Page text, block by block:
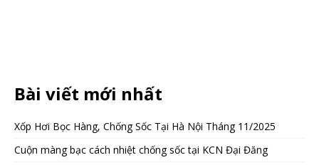
Bài viết mới nhất
Xốp Hơi Bọc Hàng, Chống Sốc Tại Hà Nội Tháng 11/2025
Cuộn màng bạc cách nhiệt chống sốc tại KCN Đại Đăng